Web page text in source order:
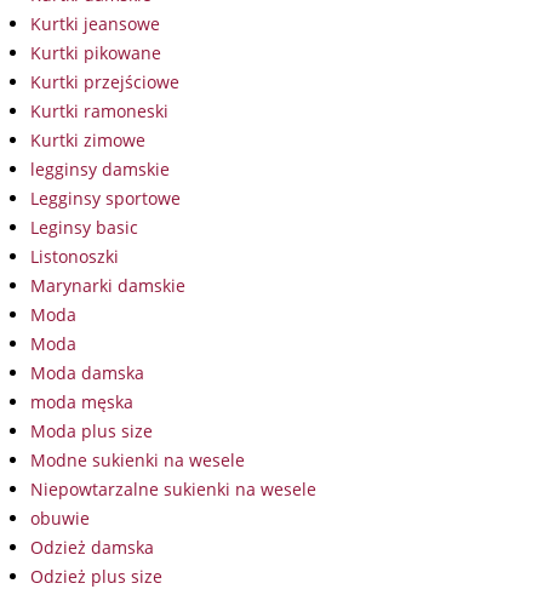
Kurtki jeansowe
Kurtki pikowane
Kurtki przejściowe
Kurtki ramoneski
Kurtki zimowe
legginsy damskie
Legginsy sportowe
Leginsy basic
Listonoszki
Marynarki damskie
Moda
Moda
Moda damska
moda męska
Moda plus size
Modne sukienki na wesele
Niepowtarzalne sukienki na wesele
obuwie
Odzież damska
Odzież plus size